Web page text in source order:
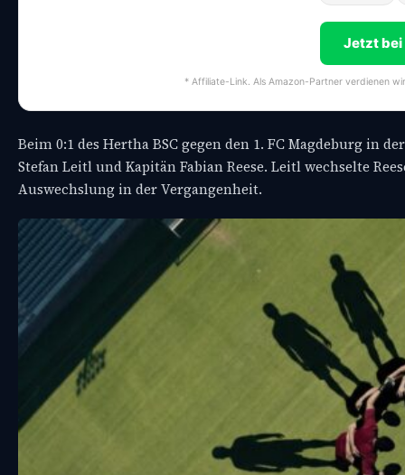
Jetzt
* Affiliate-Link. Als Amazon-Partner verdienen
Beim 0:1 des Hertha BSC gegen den 1. FC Magdeburg in
Stefan Leitl und Kapitän Fabian Reese. Leitl wechselte
Auswechslung in der Vergangenheit.